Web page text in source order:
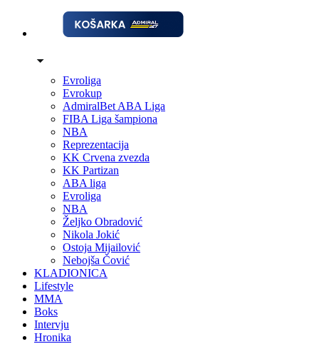
Evroliga
Evrokup
AdmiralBet ABA Liga
FIBA Liga šampiona
NBA
Reprezentacija
KK Crvena zvezda
KK Partizan
ABA liga
Evroliga
NBA
Željko Obradović
Nikola Jokić
Ostoja Mijailović
Nebojša Čović
KLADIONICA
Lifestyle
MMA
Boks
Intervju
Hronika